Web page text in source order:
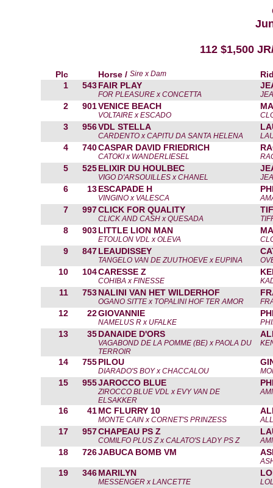
112 $1,500
Plc Horse / Sire x Dam
1
543FAIR PLAY
FOR PLEASURE x CONCETTA
2 901VENICE BEACH
VOLTAIRE x ESCADO
3 956VDL STELLA
CARDENTO x CAPITU DA SANTA HELENA
4 740CASPAR DAVID FRIEDRICH
CATOKI x WANDERLIESEL
5 525ELIXIR DU HOULBEC
VIGO D'ARSOUILLES x CHANEL
6 13ESCAPADE H
VINGINO x VALESCA
7 997CLICK FOR QUALITY
CLICK AND CASH x QUESADA
8 903LITTLE LION MAN
ETOULON VDL x OLEVA
9 847LEAUDISSEY
TANGELO VAN DE ZUUTHOEVE x EUPINA
10 104CARESSE Z
COHIBA x FINESSE
11 753NALINI VAN HET WILDERHOF
OGANO SITTE x TOPALINI HOF TER AMOR
12 22GIOVANNIE
NAMELUS R x UFALKE
13 35DANAIDE D'ORS
VAGABOND DE LA POMME (BE) x PAOLA DU
TERROIR
14 755PILOU
DIARADO'S BOY x CHACCALOU
15 955JAROCCO BLUE
ZIROCCO BLUE VDL x EVY VAN DE
ELSAKKER
16 41MC FLURRY 10
MONTE CAIN x CORNET'S PRINZESS
17 957CHAPEAU PS Z
COMILFO PLUS Z x CALATO'S LADY PS Z
18 726JABUCA BOMB VM
19 346MARILYN
MESSENGER x LANCETTE